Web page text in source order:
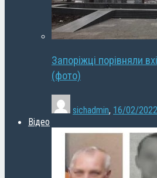
Запоріжці порівняли
(фото)
sichadmin, 16/02/2022
Відео